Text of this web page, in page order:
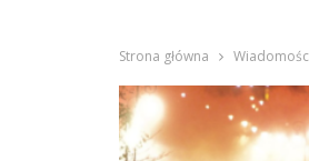
Strona główna